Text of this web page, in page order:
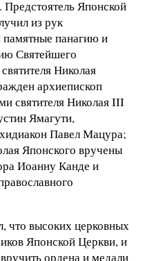
Японской
из рук
памятные панагию и
Святейшего
Николая
архиепископ
святителя Николая III
Ямагути,
Павел Мацура;
Японского вручены
Иоанну Канде и
что высоких церковных
Японской Церкви, и
ордена и медали